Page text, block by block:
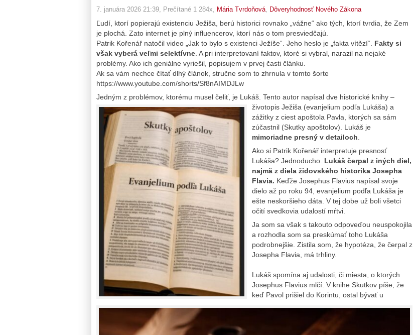
7. januára 2026 21:39 , Prečítané 1 284x, Mária Tvrdoňová Dôveryhodnosť Nového Zákona
Ľudí, ktorí popierajú existenciu Ježiša, berú historici rovnako „vážne“ ako tých, ktorí tvrdia, že Zem
je plochá. Zato internet je plný influencerov, ktorí nás o tom presviedčajú.
Patrik Kořenář natočil video „Jak to bylo s existenci Ježíše“. Jeho heslo je „fakta vítězí“. Fakty si
však vyberá veľmi selektívne . A pri interpretovaní faktov, ktoré si vybral, narazil na nejaké
problémy. Ako ich geniálne vyriešil, popisujem v prvej časti článku.
Ak sa vám nechce čítať dlhý článok, stručne som to zhrnula v tomto šorte
https://www.youtube.com/shorts/Sf8nAIMDJLw
Jedným z problémov, ktorému musel čeliť, je Lukáš. Tento autor napísal dve historické knihy –
životopis Ježiša (evanjelium podľa Lukáša) a
zážitky z ciest apoštola Pavla, ktorých sa sám
zúčastnil (Skutky apoštolov). Lukáš je
mimoriadne presný v detailoch
Ako si Patrik Kořenář interpretuje presnosť
Lukáša? Jednoducho. Lukáš čerpal z iných diel,
najmä z diela židovského historika Josepha
Flavia. Keďže Josephus Flavius napísal svoje
dielo až po roku 94, evanjelium podľa Lukáša je
ešte neskoršieho dáta. V tej dobe už boli všetci
očití svedkovia udalostí mŕtvi.
Ja som sa však s takouto odpoveďou neuspokojila
a rozhodla som sa preskúmať toho Lukáša
podrobnejšie. Zistila som, že hypotéza, že čerpal z
Josepha Flavia, má trhliny.
Lukáš spomína aj udalosti, či miesta, o ktorých
Josephus Flavius mlčí. V knihe Skutkov píše, že
keď Pavol prišiel do Korintu, ostal bývať u